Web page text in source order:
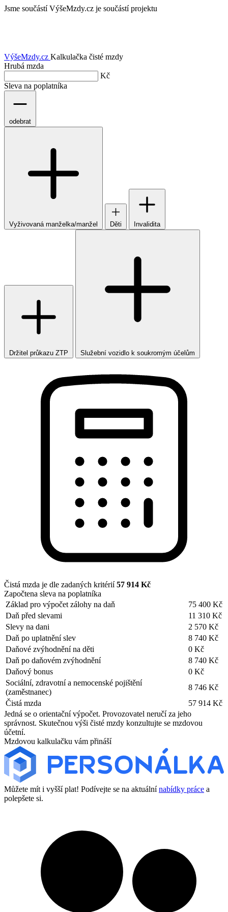
Jsme součástí VýšeMzdy.cz je součástí projektu
VýšeMzdy.cz Kalkulačka čisté mzdy
Hrubá mzda
Kč
Sleva na poplatníka
odebrat
Vyživovaná manželka/manžel Děti Invalidita
Držitel průkazu ZTP Služební vozidlo k soukromým účelům
Čistá mzda je dle zadaných kritérií57 914 Kč
Započtena sleva na poplatníka
Základ pro výpočet zálohy na daň
75 400 Kč
Daň před slevami
11 310 Kč
Slevy na dani
2 570 Kč
Daň po uplatnění slev
8 740 Kč
Daňové zvýhodnění na děti
0 Kč
Daň po daňovém zvýhodnění
8 740 Kč
Daňový bonus
0 Kč
Sociální, zdravotní a nemocenské pojištění
(zaměstnanec)
8 746 Kč
Čistá mzda
57 914 Kč
Jedná se o orientační výpočet. Provozovatel neručí za jeho
správnost. Skutečnou výši čisté mzdy konzultujte se mzdovou
účetní.
Mzdovou kalkulačku vám přináší
Můžete mít i vyšší plat! Podívejte se na aktuálnínabídky práce a
polepšete si.